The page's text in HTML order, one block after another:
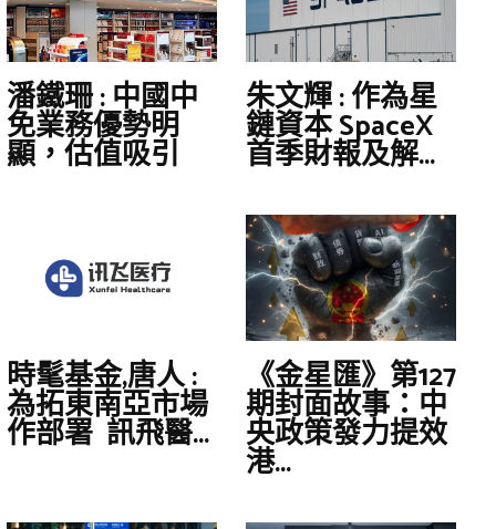
潘鐵珊 : 中國中
免業務優勢明
顯，估值吸引
朱文輝 : 作為星
鏈資本 SpaceX
首季財報及解...
時髦基金,唐人 :
為拓東南亞市場
作部署 訊飛醫...
《金星匯》第127
期封面故事：中
央政策發力提效
港...